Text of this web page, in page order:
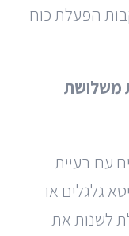
הפעלת כוח
משלושת
עם בעיית
גלגלים או
לשנות את